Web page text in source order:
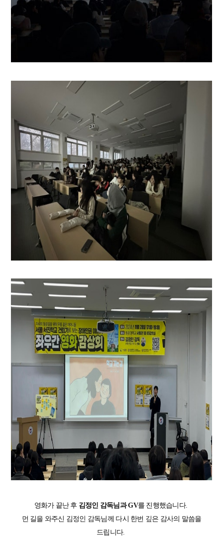
영화가 끝난 후 김정인 감독님과 GV를 진행했습니다.
먼 길을 와주신 김정인 감독님께 다시 한번 깊은 감사의 말씀을
드립니다.